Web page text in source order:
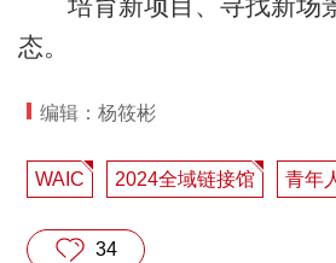
培育新项目、寻找新场
态。
编辑：杨筱彬
WAIC 2024全域链接馆 青年
34